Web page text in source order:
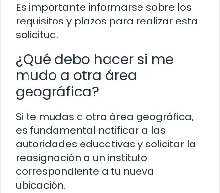
Es importante informarse sobre los
requisitos y plazos para realizar esta
solicitud.
¿Qué debo hacer si me
mudo a otra área
geográfica?
Si te mudas a otra área geográfica,
es fundamental notificar a las
autoridades educativas y solicitar la
reasignación a un instituto
correspondiente a tu nueva
ubicación.